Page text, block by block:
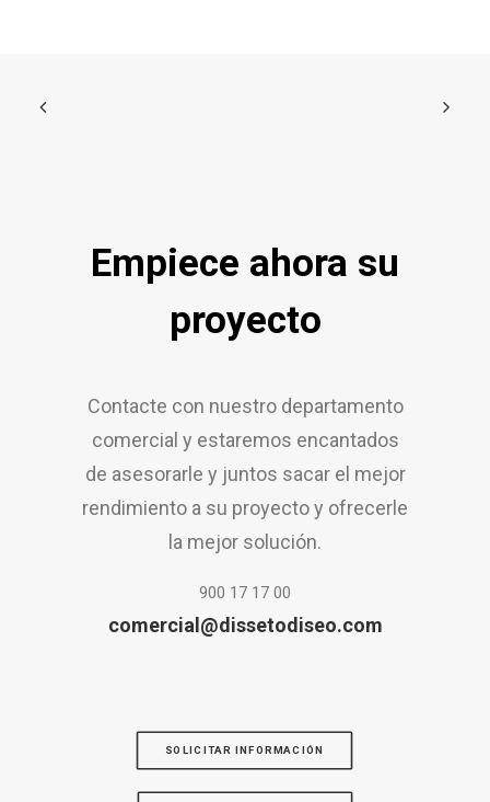
Empiece ahora su
proyecto
Contacte con nuestro departamento
comercial y estaremos encantados
de asesorarle y juntos sacar el mejor
rendimiento a su proyecto y ofrecerle
la mejor solución.
900 17 17 00
comercial@dissetodiseo.com
SOLICITAR INFORMACIÓN